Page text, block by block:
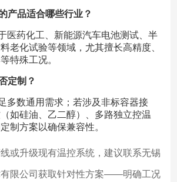
产品适合哪些行业？
医药化工、新能源汽车电池测试、半
老化试验等领域，尤其擅长高精度、
特殊工况。
定制？
多数通用需求；若涉及非标容器接
如硅油、乙二醇）、多路独立控温
制方案以确保兼容性。
或升级现有温控系统，建议联系无锡
限公司获取针对性方案——明确工况